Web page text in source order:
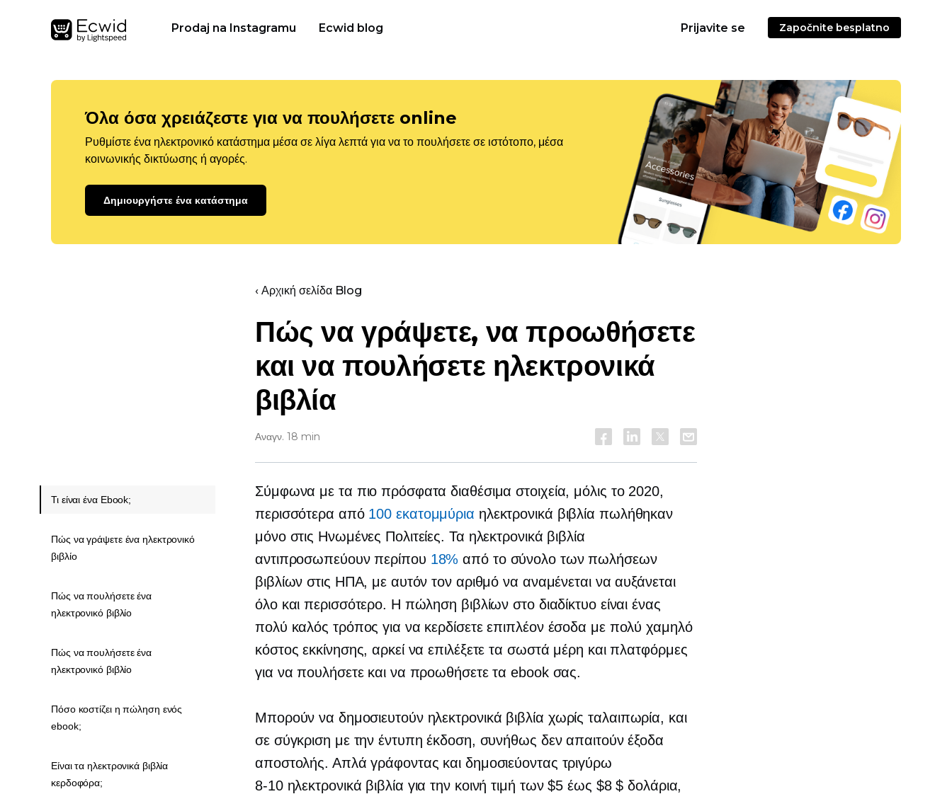
Prodaj na Instagramu Ecwid blog Prijavite se Započnite besplatno
Όλα όσα χρειάζεστε για να πουλήσετε online
Ρυθμίστε ένα ηλεκτρονικό κατάστημα μέσα σε λίγα λεπτά για να το πουλήσετε σε ιστότοπο, μέσα
κοινωνικής δικτύωσης ή αγορές.
Δημιουργήστε ένα κατάστημα
‹ Αρχική σελίδα Blog
Πώς να γράψετε, να προωθήσετε
και να πουλήσετε ηλεκτρονικά
βιβλία
Αναγν. 18 min
Σύμφωνα με τα πιο πρόσφατα διαθέσιμα στοιχεία, μόλις το 2020,
περισσότερα από 100 εκατομμύρια ηλεκτρονικά βιβλία πωλήθηκαν
μόνο στις Ηνωμένες Πολιτείες. Τα ηλεκτρονικά βιβλία
αντιπροσωπεύουν περίπου 18% από το σύνολο των πωλήσεων
βιβλίων στις ΗΠΑ, με αυτόν τον αριθμό να αναμένεται να αυξάνεται
όλο και περισσότερο. Η πώληση βιβλίων στο διαδίκτυο είναι ένας
πολύ καλός τρόπος για να κερδίσετε επιπλέον έσοδα με πολύ χαμηλό
κόστος εκκίνησης, αρκεί να επιλέξετε τα σωστά μέρη και πλατφόρμες
για να πουλήσετε και να προωθήσετε τα ebook σας.
Μπορούν να δημοσιευτούν ηλεκτρονικά βιβλία χωρίς ταλαιπωρία, και
σε σύγκριση με την έντυπη έκδοση, συνήθως δεν απαιτούν έξοδα
αποστολής. Απλά γράφοντας και δημοσιεύοντας τριγύρω
8-10ηλεκτρονικά βιβλία για την κοινή τιμή των $5 έως $8 $ δολάρια,
Τι είναι ένα Ebook;
Πώς να γράψετε ένα ηλεκτρονικό
βιβλίο
Πώς να πουλήσετε ένα
ηλεκτρονικό βιβλίο
Πώς να πουλήσετε ένα
ηλεκτρονικό βιβλίο
Πόσο κοστίζει η πώληση ενός
ebook;
Είναι τα ηλεκτρονικά βιβλία
κερδοφόρα;